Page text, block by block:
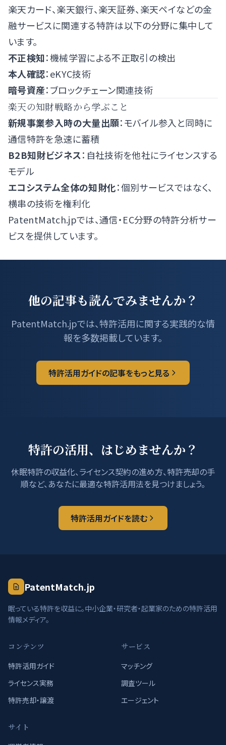
楽天カード、楽天銀行、楽天証券、楽天ペイなどの金
融サービスに関連する特許は以下の分野に集中して
います。
不正検知：機械学習による不正取引の検出
本人確認：eKYC技術
暗号資産：ブロックチェーン関連技術
楽天の知財戦略から学ぶこと
新規事業参入時の大量出願：モバイル参入と同時に
通信特許を急速に蓄積
B2B知財ビジネス：自社技術を他社にライセンスする
モデル
エコシステム全体の知財化：個別サービスではなく、
横串の技術を権利化
PatentMatch.jpでは、通信・EC分野の特許分析サー
ビスを提供しています。
他の記事も読んでみませんか？
PatentMatch.jpでは、特許活用に関する実践的な情
報を多数掲載しています。
特許活用ガイドの記事をもっと見る
特許の活用、はじめませんか？
休眠特許の収益化、ライセンス契約の進め方、特許売却の手
順など、あなたに最適な特許活用法を見つけましょう。
特許活用ガイドを読む
PatentMatch.jp
眠っている特許を収益に。中小企業・研究者・起業家のための特許活用
情報メディア。
コンテンツ
特許活用ガイド
ライセンス実務
特許売却・譲渡
サービス
マッチング
調査ツール
エージェント
サイト